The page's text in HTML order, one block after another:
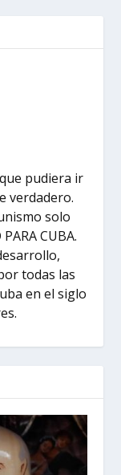
pudiera ir
verdadero.
solo
CUBA.
todas las
en el siglo